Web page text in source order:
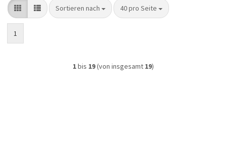
Sortieren nach
Sortieren nach 40 pro Seite
pro Seite
1
1bis 19(von insgesamt 19)